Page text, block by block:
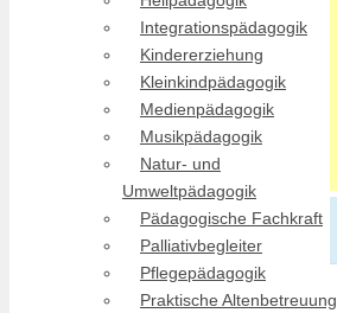
Integrationspädagogik
Kindererziehung
Kleinkindpädagogik
Medienpädagogik
Musikpädagogik
Natur- und
Umweltpädagogik
Pädagogische Fachkraft
Palliativbegleiter
Pflegepädagogik
Praktische Altenbetreuung